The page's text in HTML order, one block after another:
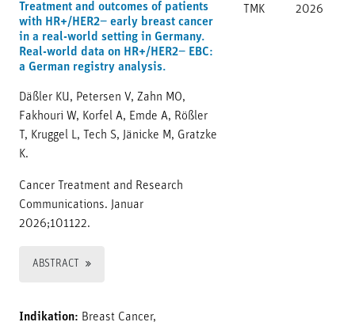
Treatment and outcomes of patients
with HR+/HER2− early breast cancer
in a real-world setting in Germany.
Real-world data on HR+/HER2− EBC:
a German registry analysis.
Däßler KU, Petersen V, Zahn MO,
Fakhouri W, Korfel A, Emde A, Rößler
T, Kruggel L, Tech S, Jänicke M, Gratzke
K.
Cancer Treatment and Research
Communications. Januar
2026;101122.
ABSTRACT
Indikation: Breast Cancer,
TMK 2026